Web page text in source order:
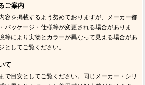
ご案内
容を掲載するよう努めておりますが、メーカー都
パッケージ・仕様等が変更される場合がありま
等により実物とカラーが異なって見える場合があ
としてご覧ください。
て
で目安としてご覧ください。同じメーカー・シリ